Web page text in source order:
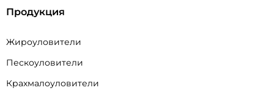
Продукция
Жироуловители
Пескоуловители
Крахмалоуловители